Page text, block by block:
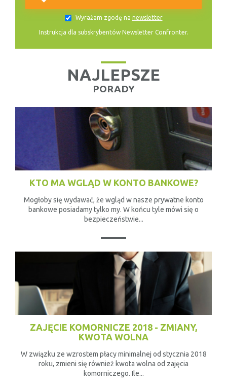
Wyrażam zgodę na newsletter
Instrukcja dla subskrybentów Newsletter Confronter.
NAJLEPSZE
PORADY
KTO MA WGLĄD W KONTO BANKOWE?
Mogłoby się wydawać, że wgląd w nasze prywatne konto
bankowe posiadamy tylko my. W końcu tyle mówi się o
bezpieczeństwie...
ZAJĘCIE KOMORNICZE 2018 - ZMIANY,
KWOTA WOLNA
W związku ze wzrostem płacy minimalnej od stycznia 2018
roku, zmieni się również kwota wolna od zajęcia
komorniczego. Ile...